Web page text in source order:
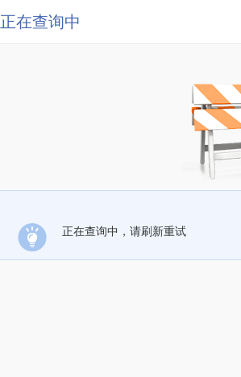
正在查询中
正在查询中，请刷新重试